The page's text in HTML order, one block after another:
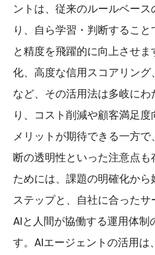
ントは、従来のルールベー
り、自ら学習・判断するこ
と精度を飛躍的に向上させ
化、高度な信用スコアリン
など、その活用法は多岐にわ
り、コスト削減や顧客満足
メリットが期待できる一方
断の透明性といった注意点
ためには、課題の明確化から
ステップと、自社に合った
AIと人間が協働する運用体制
す。AIエージェントの活用は